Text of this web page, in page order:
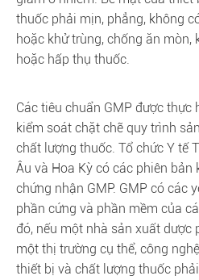
thuốc phải mịn, phẳng, không
hoặc khử trùng, chống ăn
hoặc hấp thụ thuốc.
Các tiêu chuẩn GMP được thực
kiểm soát chặt chẽ quy trình
chất lượng thuốc. Tổ chức Y tế
Âu và Hoa Kỳ có các phiên
chứng nhận GMP. GMP có các
phần cứng và phần mềm của
đó, nếu một nhà sản xuất
một thị trường cụ thể, công
thiết bị và chất lượng thuốc